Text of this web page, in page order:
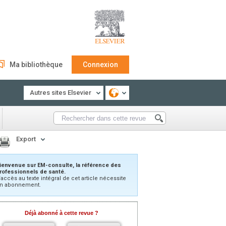
Ma bibliothèque Connexion
Autres sites Elsevier
Export
sur EM-consulte, la référence des
de santé.
au texte intégral de cet article nécessite
abonnement.
Déjà abonné à cette revue ?